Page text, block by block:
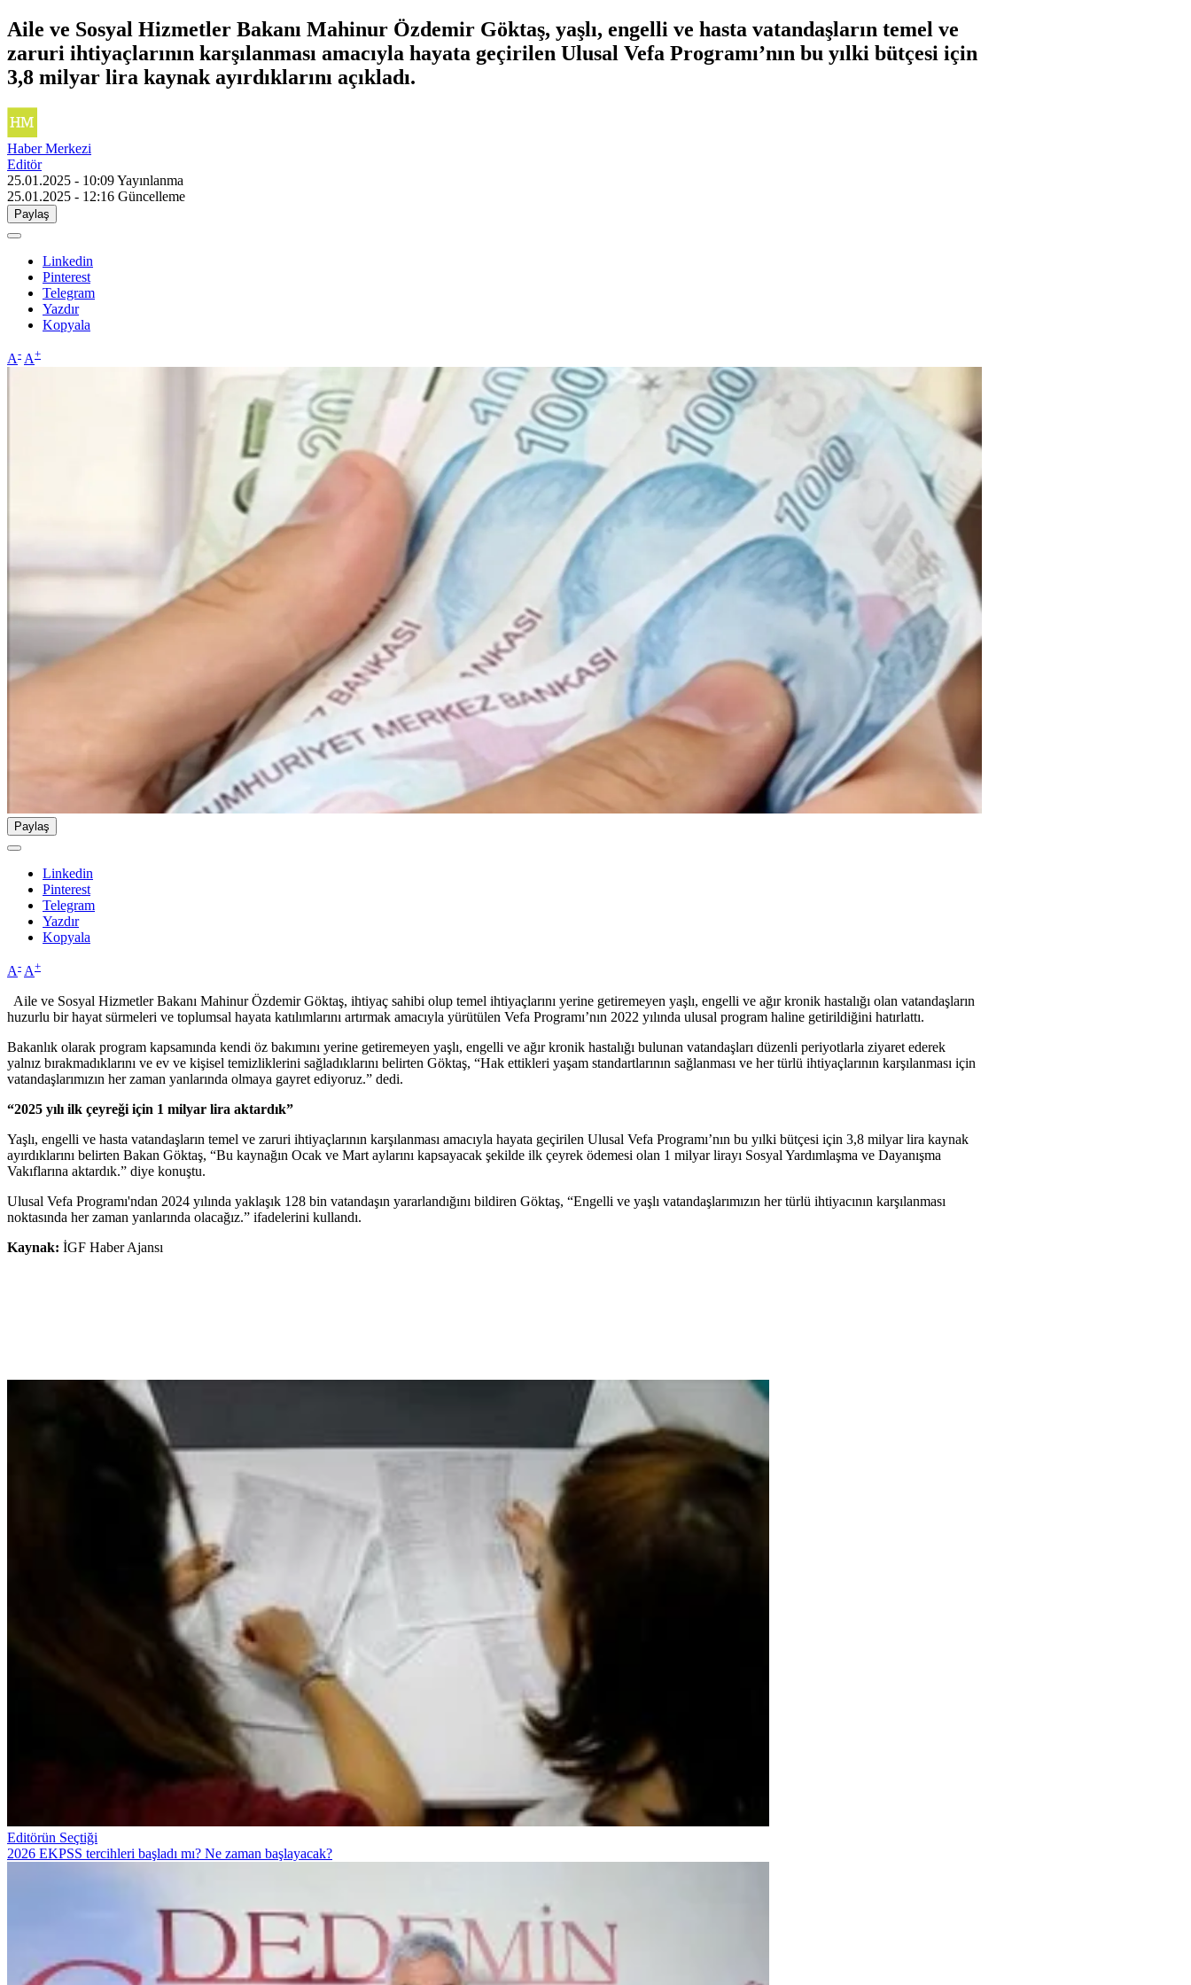
Aile ve Sosyal Hizmetler Bakanı Mahinur Özdemir Göktaş, yaşlı, engelli ve hasta vatandaşların temel ve
zaruri ihtiyaçlarının karşılanması amacıyla hayata geçirilen Ulusal Vefa Programı’nın bu yılki bütçesi için
3,8 milyar lira kaynak ayırdıklarını açıkladı.
Haber Merkezi
Editör
25.01.2025 - 10:09Yayınlanma
25.01.2025 - 12:16 Güncelleme
Paylaş
Linkedin
Pinterest
Telegram
Yazdır
Kopyala
A- A+
Paylaş
Linkedin
Pinterest
Telegram
Yazdır
Kopyala
A- A+
Aile ve Sosyal Hizmetler Bakanı Mahinur Özdemir Göktaş, ihtiyaç sahibi olup temel ihtiyaçlarını yerine getiremeyen yaşlı, engelli ve ağır kronik hastalığı olan vatandaşların
huzurlu bir hayat sürmeleri ve toplumsal hayata katılımlarını artırmak amacıyla yürütülen Vefa Programı’nın 2022 yılında ulusal program haline getirildiğini hatırlattı.
Bakanlık olarak program kapsamında kendi öz bakımını yerine getiremeyen yaşlı, engelli ve ağır kronik hastalığı bulunan vatandaşları düzenli periyotlarla ziyaret ederek
yalnız bırakmadıklarını ve ev ve kişisel temizliklerini sağladıklarını belirten Göktaş, “Hak ettikleri yaşam standartlarının sağlanması ve her türlü ihtiyaçlarının karşılanması için
vatandaşlarımızın her zaman yanlarında olmaya gayret ediyoruz.” dedi.
“2025 yılı ilk çeyreği için 1 milyar lira aktardık”
Yaşlı, engelli ve hasta vatandaşların temel ve zaruri ihtiyaçlarının karşılanması amacıyla hayata geçirilen Ulusal Vefa Programı’nın bu yılki bütçesi için 3,8 milyar lira kaynak
ayırdıklarını belirten Bakan Göktaş, “Bu kaynağın Ocak ve Mart aylarını kapsayacak şekilde ilk çeyrek ödemesi olan 1 milyar lirayı Sosyal Yardımlaşma ve Dayanışma
Vakıflarına aktardık.” diye konuştu.
Ulusal Vefa Programı'ndan 2024 yılında yaklaşık 128 bin vatandaşın yararlandığını bildiren Göktaş, “Engelli ve yaşlı vatandaşlarımızın her türlü ihtiyacının karşılanması
noktasında her zaman yanlarında olacağız.” ifadelerini kullandı.
Kaynak: İGF Haber Ajansı
Editörün Seçtiği
2026 EKPSS tercihleri başladı mı? Ne zaman başlayacak?